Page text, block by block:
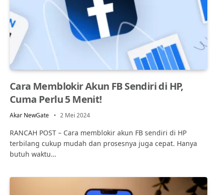
Cara Memblokir Akun FB Sendiri di HP,
Cuma Perlu 5 Menit!
Akar NewGate 2 Mei 2024
RANCAH POST – Cara memblokir akun FB sendiri di HP
terbilang cukup mudah dan prosesnya juga cepat. Hanya
butuh waktu…